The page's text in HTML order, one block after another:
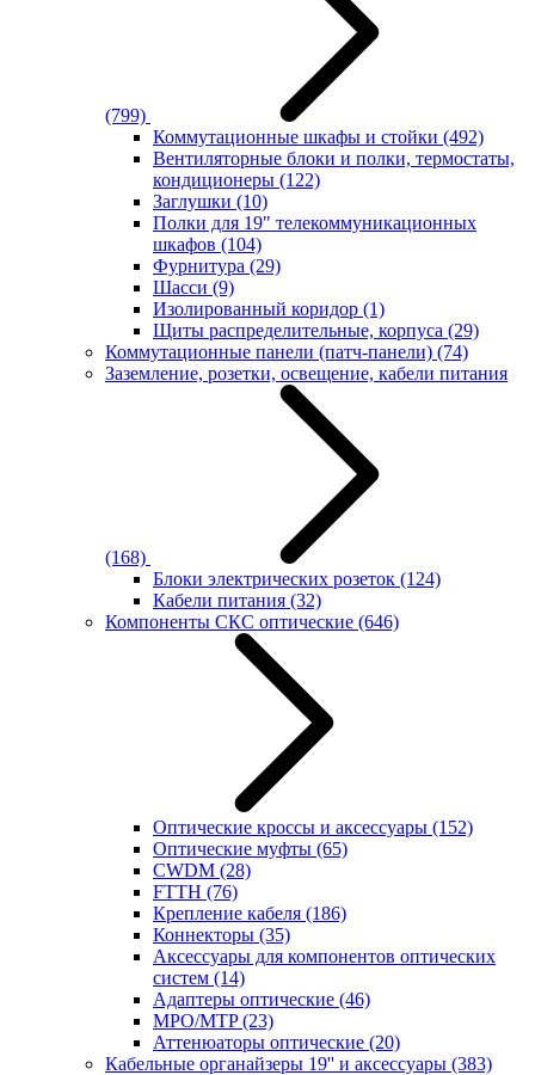
(799)
Коммутационные шкафы и стойки (492)
Вентиляторные блоки и полки, термостаты,
кондиционеры (122)
Заглушки (10)
Полки для 19" телекоммуникационных
шкафов (104)
Фурнитура (29)
Шасси (9)
Изолированный коридор (1)
Щиты распределительные, корпуса (29)
Коммутационные панели (патч-панели) (74)
Заземление, розетки, освещение, кабели питания
(168)
Блоки электрических розеток (124)
Кабели питания (32)
Компоненты СКС оптические (646)
Оптические кроссы и аксессуары (152)
Оптические муфты (65)
CWDM (28)
FTTH (76)
Крепление кабеля (186)
Коннекторы (35)
Аксессуары для компонентов оптических
систем (14)
Адаптеры оптические (46)
MPO/MTP(23)
Аттенюаторы оптические (20)
Кабельные органайзеры 19'' и аксессуары (383)